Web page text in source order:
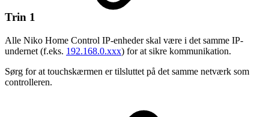
Trin 1
Alle Niko Home Control IP-enheder skal være i det samme IP-
undernet (f.eks. 192.168.0.xxx) for at sikre kommunikation.
Sørg for at touchskærmen er tilsluttet på det samme netværk som
controlleren.